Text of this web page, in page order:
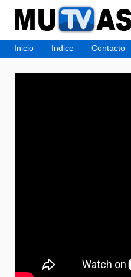
Inicio Indice Contacto